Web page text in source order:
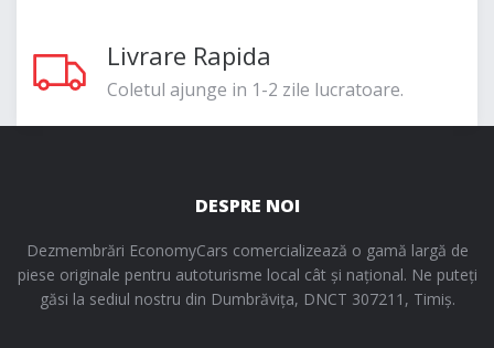
Livrare Rapida
Coletul ajunge in 1-2 zile lucratoare.
DESPRE NOI
Dezmembrări EconomyCars comercializează o gamă largă de
piese originale pentru autoturisme local cât și național. Ne puteți
găsi la sediul nostru din Dumbrăvița, DNCT 307211, Timiș.